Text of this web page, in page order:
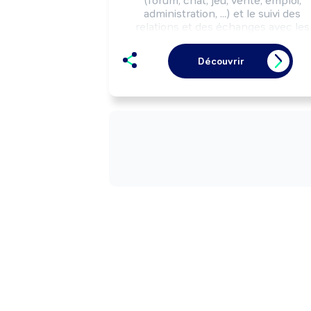
administration, ...) et le suivi des
relations et des échanges avec les
Peut coordonner une équipe.
Découvrir